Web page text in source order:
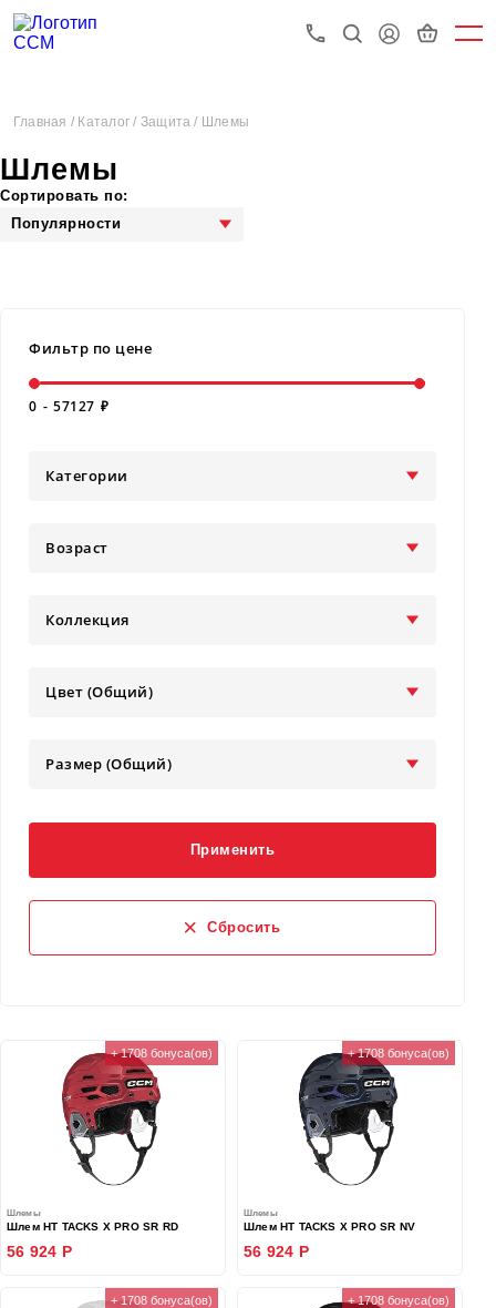
Главная / Каталог / Защита / Шлемы
Шлемы
Сортировать по:
Популярности
Фильтр по цене
0 - 57127 ₽
Категории
Возраст
Коллекция
Цвет (Общий)
Размер (Общий)
Применить
Сбросить
+ 1708 бонуса(ов)
Шлемы
Шлем HT TACKS X PRO SR RD
56 924 Р
+ 1708 бонуса(ов)
Шлемы
Шлем HT TACKS X PRO SR NV
56 924 Р
+ 1708 бонуса(ов) + 1708 бонуса(ов)